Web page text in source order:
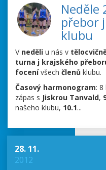
Neděle
přebor
klubu
V neděli u nás v
turna j krajského
focenívšech členů klubu.
Časový harmonogram:
zápas s Jiskrou Tanvald,
našeho klubu, 10.1...
28. 11.
2012